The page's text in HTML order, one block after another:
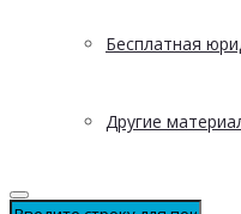
Бесплатная
Другие